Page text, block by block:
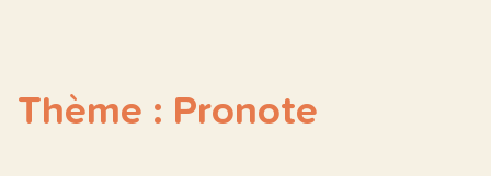
Thème : Pronote